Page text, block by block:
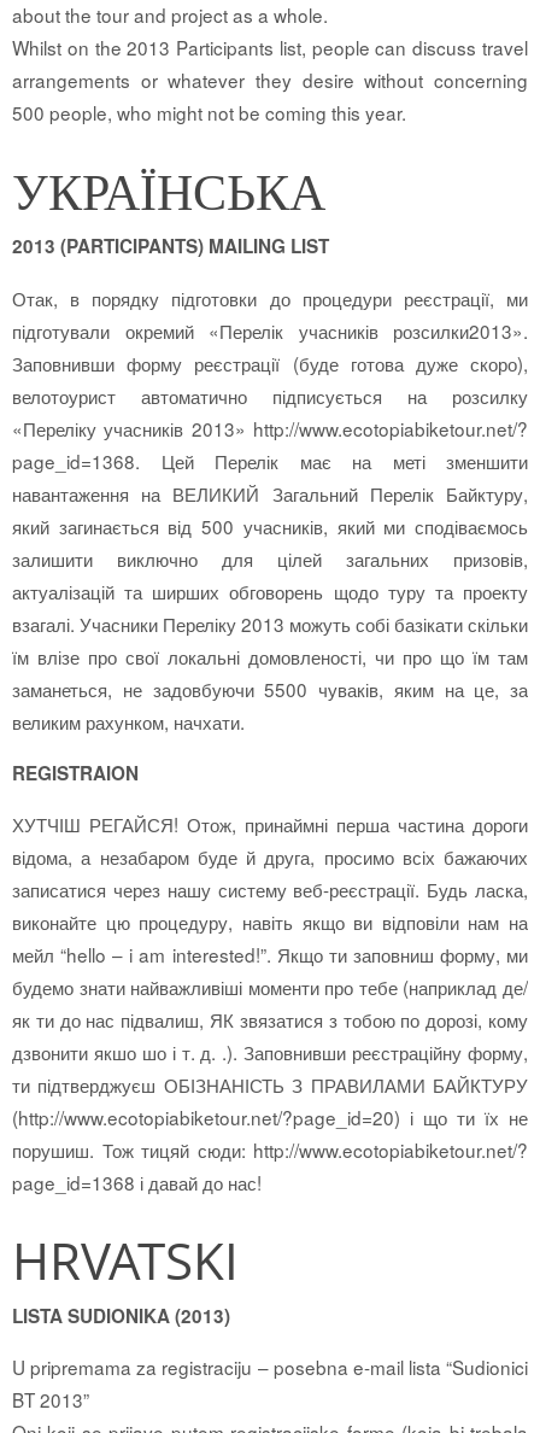
about the tour and project as a whole.
Whilst on the 2013 Participants list, people can discuss travel
arrangements or whatever they desire without concerning
500 people, who might not be coming this year.
УКРАЇНСЬКА
2013 (PARTICIPANTS) MAILING LIST
Отак, в порядку підготовки до процедури реєстрації, ми
підготували окремий «Перелік учасників розсилки2013».
Заповнивши форму реєстрації (буде готова дуже скоро),
велотоурист автоматично підписується на розсилку
«Переліку учасників 2013» http://www.ecotopiabiketour.net/?
page_id=1368. Цей Перелік має на меті зменшити
навантаження на ВЕЛИКИЙ Загальний Перелік Байктуру,
який загинається від 500 учасників, який ми сподіваємось
залишити виключно для цілей загальних призовів,
актуалізацій та ширших обговорень щодо туру та проекту
взагалі. Учасники Переліку 2013 можуть собі базікати скільки
їм влізе про свої локальні домовленості, чи про що їм там
заманеться, не задовбуючи 5500 чуваків, яким на це, за
великим рахунком, начхати.
REGISTRAION
ХУТЧІШ РЕГАЙСЯ! Отож, принаймні перша частина дороги
відома, а незабаром буде й друга, просимо всіх бажаючих
записатися через нашу систему веб-реєстрації. Будь ласка,
виконайте цю процедуру, навіть якщо ви відповіли нам на
мейл “hello – i am interested!”. Якщо ти заповниш форму, ми
будемо знати найважливіші моменти про тебе (наприклад де/
як ти до нас підвалиш, ЯК звязатися з тобою по дорозі, кому
дзвонити якшо шо і т. д. .). Заповнивши реєстраційну форму,
ти підтверджуєш ОБІЗНАНІСТЬ З ПРАВИЛАМИ БАЙКТУРУ
(http://www.ecotopiabiketour.net/?page_id=20) і що ти їх не
порушиш. Тож тицяй сюди: http://www.ecotopiabiketour.net/?
page_id=1368 і давай до нас!
HRVATSKI
LISTA SUDIONIKA (2013)
U pripremama za registraciju – posebna e-mail lista “Sudionici
BT 2013”